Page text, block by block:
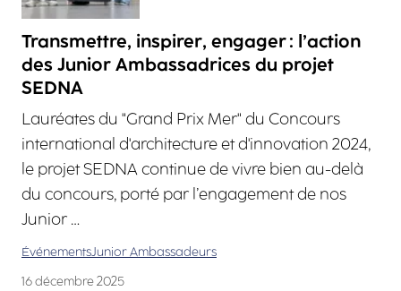
Transmettre, inspirer, engager : l’action
des Junior Ambassadrices du projet
SEDNA
Lauréates du "Grand Prix Mer" du Concours
international d'architecture et d'innovation 2024,
le projet SEDNA continue de vivre bien au-delà
du concours, porté par l’engagement de nos
Junior …
ÉvénementsJunior Ambassadeurs
16 décembre 2025